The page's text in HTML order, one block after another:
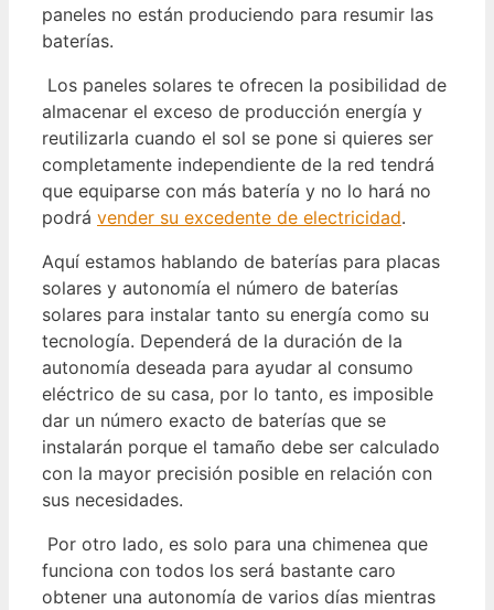
paneles no están produciendo para resumir las
baterías.
Los paneles solares te ofrecen la posibilidad de
almacenar el exceso de producción energía y
reutilizarla cuando el sol se pone si quieres ser
completamente independiente de la red tendrá
que equiparse con más batería y no lo hará no
podrá vender su excedente de electricidad.
Aquí estamos hablando de baterías para placas
solares y autonomía el número de baterías
solares para instalar tanto su energía como su
tecnología. Dependerá de la duración de la
autonomía deseada para ayudar al consumo
eléctrico de su casa, por lo tanto, es imposible
dar un número exacto de baterías que se
instalarán porque el tamaño debe ser calculado
con la mayor precisión posible en relación con
sus necesidades.
Por otro lado, es solo para una chimenea que
funciona con todos los será bastante caro
obtener una autonomía de varios días mientras